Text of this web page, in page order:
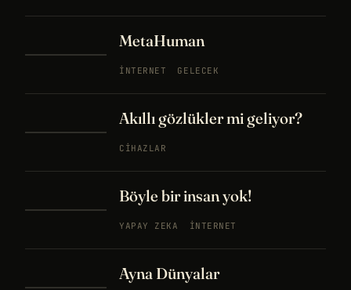
MetaHuman
İNTERNET GELECEK
Akıllı gözlükler mi geliyor?
CIHAZLAR
Böyle bir insan yok!
YAPAY ZEKA İNTERNET
Ayna Dünyalar